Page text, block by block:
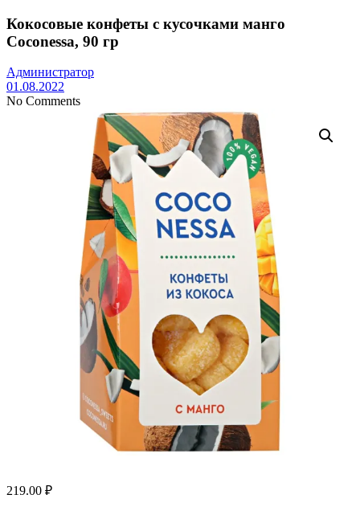
Кокосовые конфеты с кусочками манго
Coconessa, 90 гр
Администратор
01.08.2022
No Comments
219.00 ₽